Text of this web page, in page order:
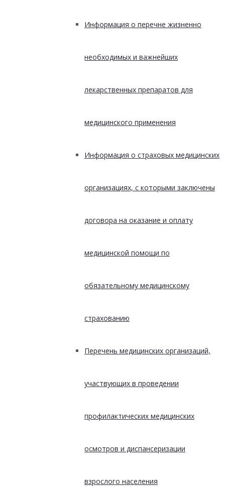
Информация о перечне жизненно
необходимых и важнейших
лекарственных препаратов для
медицинского применения
Информация о страховых медицинских
организациях, с которыми заключены
договора на оказание и оплату
медицинской помощи по
обязательному медицинскому
страхованию
Перечень медицинских организаций,
участвующих в проведении
профилактических медицинских
осмотров и диспансеризации
взрослого населения